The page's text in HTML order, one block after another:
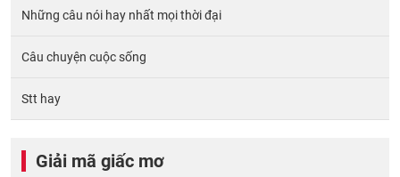
Những câu nói hay nhất mọi thời đại
Câu chuyện cuộc sống
Stt hay
Giải mã giấc mơ